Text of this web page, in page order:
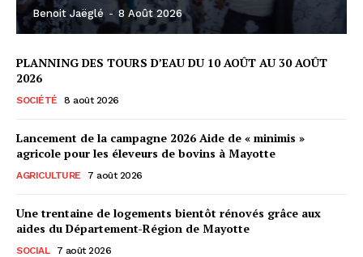
Benoit Jaëglé - 8 Août 2026
PLANNING DES TOURS D’EAU DU 10 AOÛT AU 30 AOÛT
2026
SOCIÉTÉ 8 août 2026
Lancement de la campagne 2026 Aide de « minimis »
agricole pour les éleveurs de bovins à Mayotte
AGRICULTURE 7 août 2026
Une trentaine de logements bientôt rénovés grâce aux
aides du Département-Région de Mayotte
SOCIAL 7 août 2026